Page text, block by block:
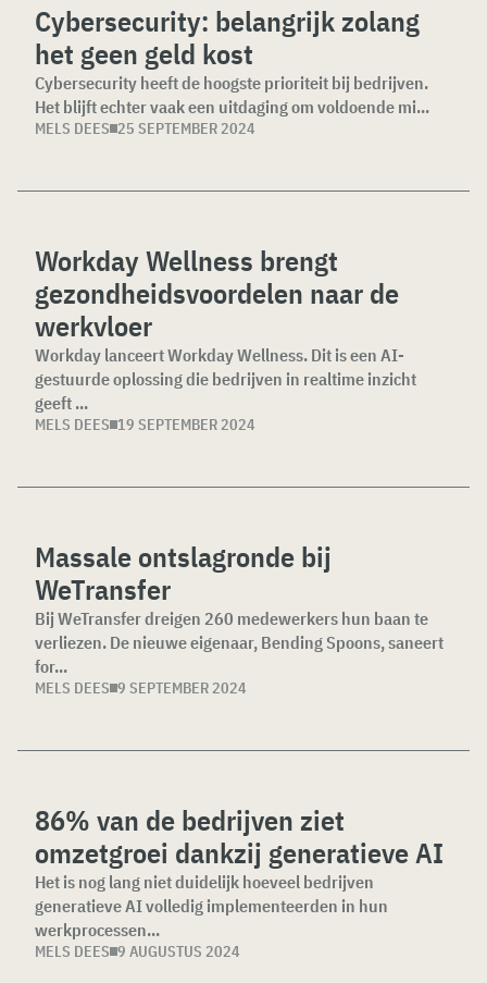
Cybersecurity: belangrijk zolang
het geen geld kost
Cybersecurity heeft de hoogste prioriteit bij bedrijven.
Het blijft echter vaak een uitdaging om voldoende mi...
MELS DEES 25 SEPTEMBER 2024
Workday Wellness brengt
gezondheidsvoordelen naar de
werkvloer
Workday lanceert Workday Wellness. Dit is een AI-
gestuurde oplossing die bedrijven in realtime inzicht
geeft ...
MELS DEES 19 SEPTEMBER 2024
Massale ontslagronde bij
WeTransfer
Bij WeTransfer dreigen 260 medewerkers hun baan te
verliezen. De nieuwe eigenaar, Bending Spoons, saneert
for...
MELS DEES 9 SEPTEMBER 2024
86% van de bedrijven ziet
omzetgroei dankzij generatieve AI
Het is nog lang niet duidelijk hoeveel bedrijven
generatieve AI volledig implementeerden in hun
werkprocessen...
MELS DEES 9 AUGUSTUS 2024